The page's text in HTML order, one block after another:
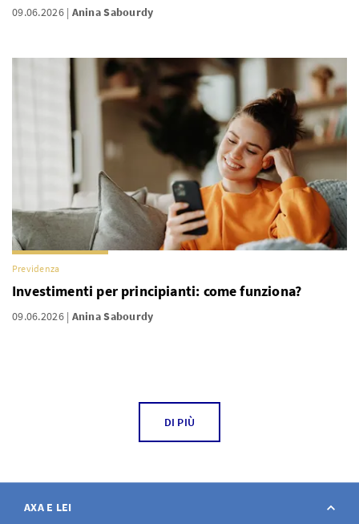
09.06.2026 Anina Sabourdy
Previdenza
Investimenti per principianti: come funziona?
09.06.2026 Anina Sabourdy
DI PIÙ
AXA E LEI